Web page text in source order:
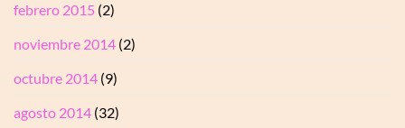
febrero 2015 (2)
noviembre 2014 (2)
octubre 2014 (9)
agosto 2014 (32)